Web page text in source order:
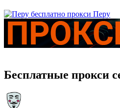
Перу
Бесплатные прокси